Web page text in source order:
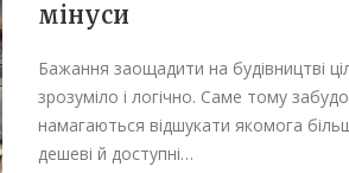
мінуси
Бажання заощадити на будівництві
зрозуміло і логічно. Саме тому
намагаються відшукати якомога
дешеві й доступні…